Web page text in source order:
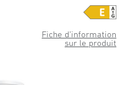
Fiche d’information
sur le produit